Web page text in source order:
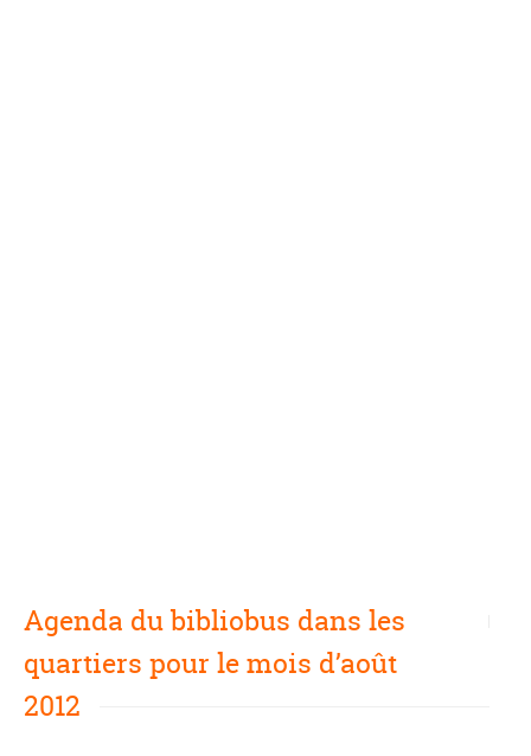
Agenda du bibliobus dans les
quartiers pour le mois d’août
2012